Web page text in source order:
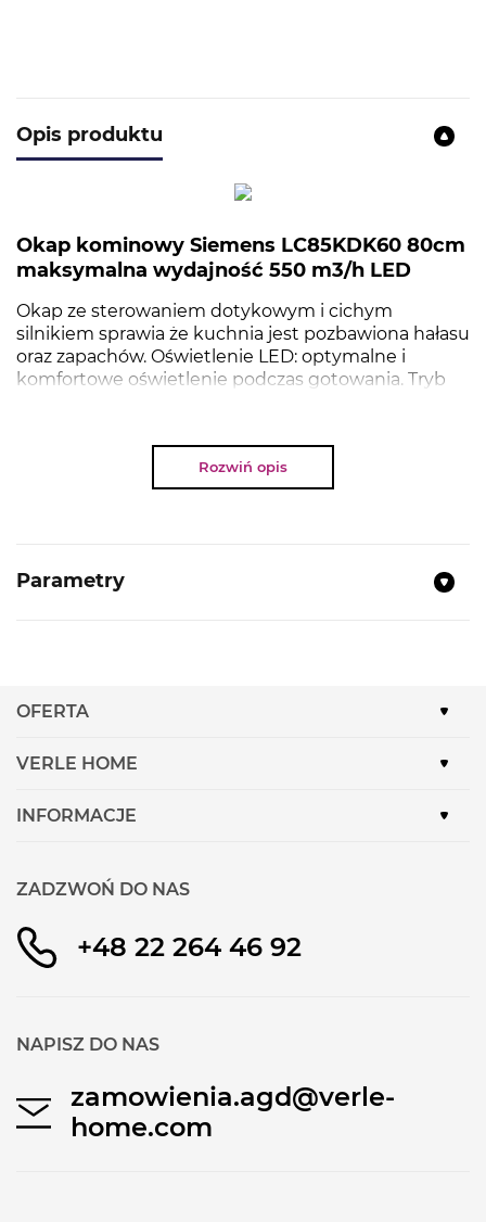
Opis produktu
Okap kominowy Siemens LC85KDK60 80cm
maksymalna wydajność 550 m3/h LED
Okap ze sterowaniem dotykowym i cichym
silnikiem sprawia że kuchnia jest pozbawiona hałasu
oraz zapachów. Oświetlenie LED: optymalne i
komfortowe oświetlenie podczas gotowania. Tryb
zapewnia spokój w Twojej kuchni.
Typ:Okap kominowy
Maksymalna wydajność:
w zmywarce
Szerokość:79 cm
Ustawienie intensywnej pracy
Rozwiń opis
Parametry
OFERTA
VERLE HOME
INFORMACJE
ZADZWOŃ DO NAS
+48 22 264 46 92
NAPISZ DO NAS
zamowienia.agd@verle-
home.com